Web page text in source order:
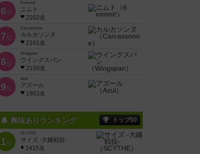
6位
6 nimmt!
ニムト
2202名
7位
Carcassonne
カルカソンヌ
2191名
8位
Wingspan
ウイングスパン
2150名
9位
Azul
アズール
1903名
興味ありランキング トップ50
1位
SCYTHE
サイズ -大鎌戦役-
2415名